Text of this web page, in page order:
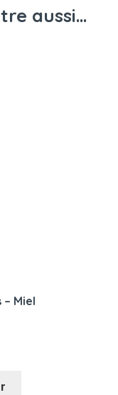
aussi…
– Miel